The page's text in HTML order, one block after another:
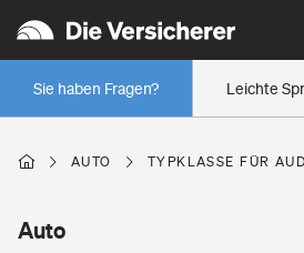
Leichte
Sie haben Fragen?
Wer versichert was: Jetzt Versicherer
Regionalklassen: So ist Ihre Region
Wer versichert was: Jetzt Versicherer
AUTO TYPKLASSE FÜR
Auto